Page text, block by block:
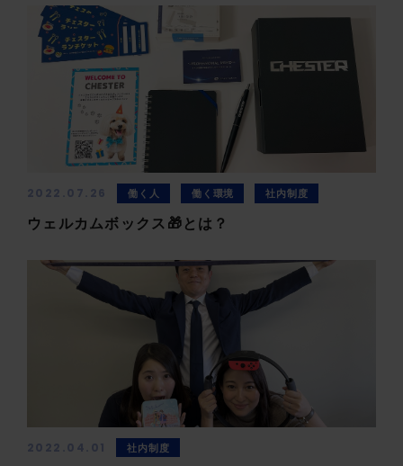
2022.07.26 働く人 働く環境 社内制度
ウェルカムボックス🎁とは？
2022.04.01 社内制度